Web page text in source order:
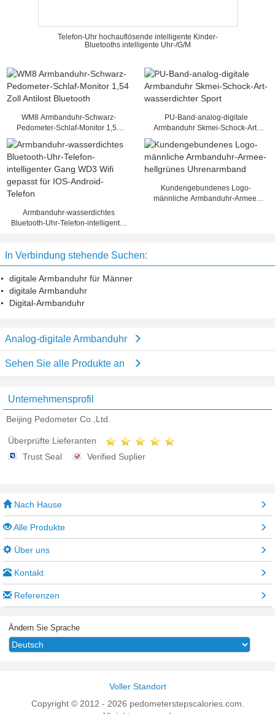
Telefon-Uhr hochauflösende intelligente Kinder-
Bluetooths intelligente Uhr-/G/M
WM8 Armbanduhr-Schwarz-
Pedometer-Schlaf-Monitor 1,54
PU-Band-analog-digitale
Armbanduhr Skmei-Schock-Art-
Armbanduhr-wasserdichtes
Bluetooth-Uhr-Telefon-intelligenter
Kundengebundenes Logo-
männliche Armbanduhr-Armee-
In Verbindung stehende Suchen:
digitale Armbanduhr für Männer
digitale Armbanduhr
Digital-Armbanduhr
Analog-digitale Armbanduhr
Sehen Sie alle Produkte an
Unternehmensprofil
Beijing Pedometer Co.,Ltd.
Überprüfte Lieferanten
Trust Seal
Verified Suplier
Nach Hause
Alle Produkte
Über uns
Kontakt
Referenzen
Ändern Sie Sprache
Voller Standort
Copyright © 2012 - 2026 pedometerstepscalories.com.